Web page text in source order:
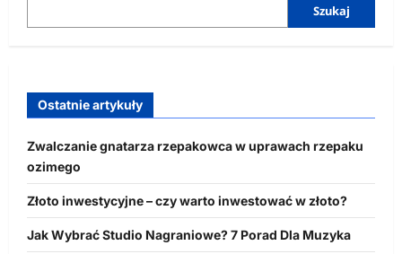
Szukaj
Ostatnie artykuły
Zwalczanie gnatarza rzepakowca w uprawach rzepaku
ozimego
Złoto inwestycyjne – czy warto inwestować w złoto?
Jak Wybrać Studio Nagraniowe? 7 Porad Dla Muzyka